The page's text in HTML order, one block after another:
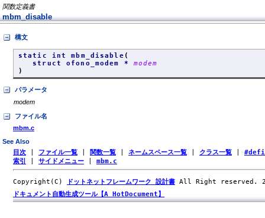
関数定義書
mbm_disable
構文
static int mbm_disable (
struct ofono_modem * modem
)
パラメータ
modem
ファイル名
mbm.c
See Also
目次 ファイル一覧 関数一覧 ネームスペース一覧 クラス一覧
索引
サイドメニュー mbm.c
Copyright(C) ドットネットフレームワーク 設計書 All Right reserved.
ドキュメント自動生成ツール【A HotDocument】